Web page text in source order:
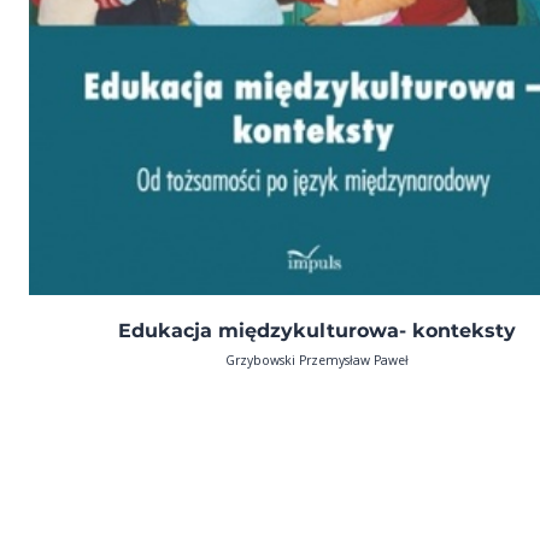
Edukacja międzykulturowa- konteksty
Grzybowski Przemysław Paweł